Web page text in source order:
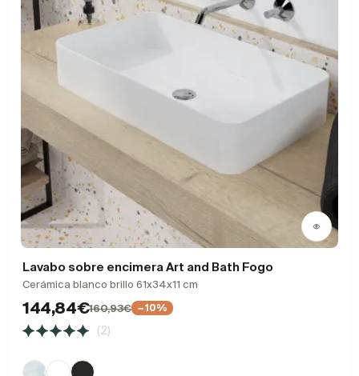
Lavabo sobre encimera Art and Bath Fogo
Cerámica blanco brillo 61x34x11 cm
144,84€160,93€ −10%
(2)